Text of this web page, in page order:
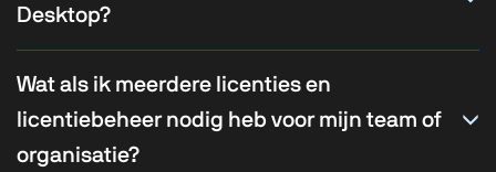
Desktop?
Wat als ik meerdere licenties en
licentiebeheer nodig heb voor mijn team of
organisatie?